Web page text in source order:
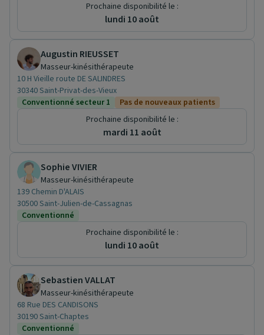
Prochaine disponibilité le :
lundi 10 août
Augustin RIEUSSET
Masseur-kinésithérapeute
10 H Vieille route DE SALINDRES
30340 Saint-Privat-des-Vieux
Conventionné secteur 1
Pas de nouveaux patients
Prochaine disponibilité le :
mardi 11 août
Sophie VIVIER
Masseur-kinésithérapeute
139 Chemin D'ALAIS
30500 Saint-Julien-de-Cassagnas
Conventionné
Prochaine disponibilité le :
lundi 10 août
Sebastien VALLAT
Masseur-kinésithérapeute
68 Rue DES CANDISONS
30190 Saint-Chaptes
Conventionné